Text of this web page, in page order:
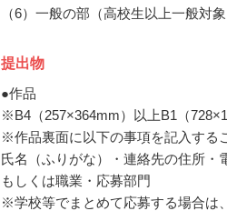
（6）一般の部（高校生以上一般対象
提出物
●作品
※B4（257×364mm）以上B1（
※作品裏面に以下の事項を記入する
氏名（ふりがな）・連絡先の住所・
もしくは職業・応募部門
※学校等でまとめて応募する場合は